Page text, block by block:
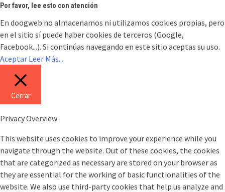
Por favor, lee esto con atención
En doogweb no almacenamos ni utilizamos cookies propias, pero
en el sitio sí puede haber cookies de terceros (Google,
Facebook...). Si continúas navegando en este sitio aceptas su uso.
Aceptar Leer Más...
Cerrar
Privacy Overview
This website uses cookies to improve your experience while you
navigate through the website. Out of these cookies, the cookies
that are categorized as necessary are stored on your browser as
they are essential for the working of basic functionalities of the
website. We also use third-party cookies that help us analyze and